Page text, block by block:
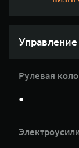
от 6 149 000 ₽
Управление
Рулевая
●